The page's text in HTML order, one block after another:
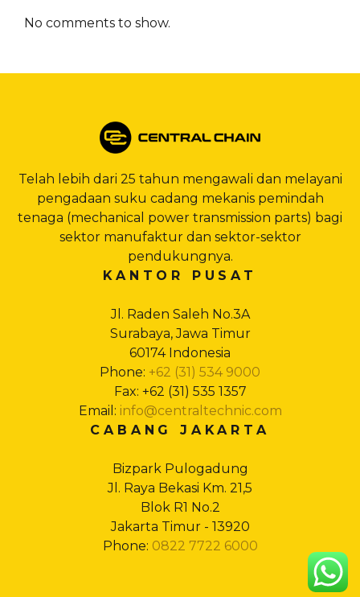
No comments to show.
Telah lebih dari 25 tahun mengawali dan melayani
pengadaan suku cadang mekanis pemindah
tenaga (mechanical power transmission parts) bagi
sektor manufaktur dan sektor-sektor
pendukungnya.
KANTOR PUSAT
Jl. Raden Saleh No.3A
Surabaya, Jawa Timur
60174 Indonesia
Phone: +62 (31) 534 9000
Fax: +62 (31) 535 1357
Email: info@centraltechnic.com
CABANG JAKARTA
Bizpark Pulogadung
Jl. Raya Bekasi Km. 21,5
Blok R1 No.2
Jakarta Timur - 13920
Phone: 0822 7722 6000